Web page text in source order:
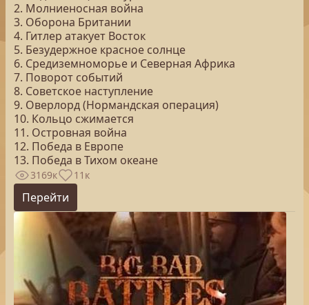
2. Молниеносная война
3. Оборона Британии
4. Гитлер атакует Восток
5. Безудержное красное солнце
6. Средиземноморье и Северная Африка
7. Поворот событий
8. Советское наступление
9. Оверлорд (Нормандская операция)
10. Кольцо сжимается
11. Островная война
12. Победа в Европе
13. Победа в Тихом океане
3169к 11к
Перейти